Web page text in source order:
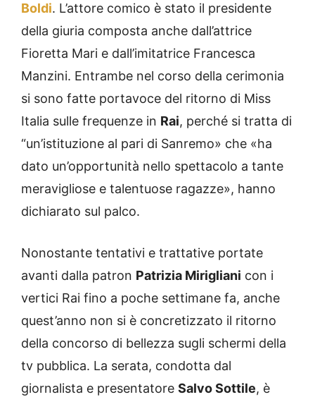
Boldi. L’attore comico è stato il presidente
della giuria composta anche dall’attrice
Fioretta Mari e dall’imitatrice Francesca
Manzini. Entrambe nel corso della cerimonia
si sono fatte portavoce del ritorno di Miss
Italia sulle frequenze in Rai, perché si tratta di
“un’istituzione al pari di Sanremo» che «ha
dato un’opportunità nello spettacolo a tante
meravigliose e talentuose ragazze», hanno
dichiarato sul palco.
Nonostante tentativi e trattative portate
avanti dalla patron Patrizia Mirigliani con i
vertici Rai fino a poche settimane fa, anche
quest’anno non si è concretizzato il ritorno
della concorso di bellezza sugli schermi della
tv pubblica. La serata, condotta dal
giornalista e presentatore Salvo Sottile, è